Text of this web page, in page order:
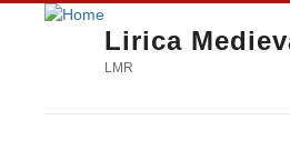
Lirica
LMR